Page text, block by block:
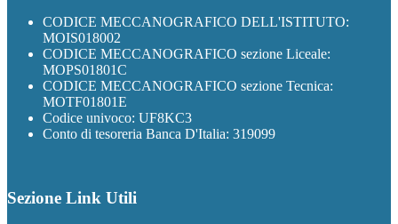
CODICE MECCANOGRAFICO DELL'ISTITUTO:
MOIS018002
CODICE MECCANOGRAFICO sezione Liceale:
MOPS01801C
CODICE MECCANOGRAFICO sezione Tecnica:
MOTF01801E
Codice univoco: UF8KC3
Conto di tesoreria Banca D'Italia: 319099
Sezione Link Utili